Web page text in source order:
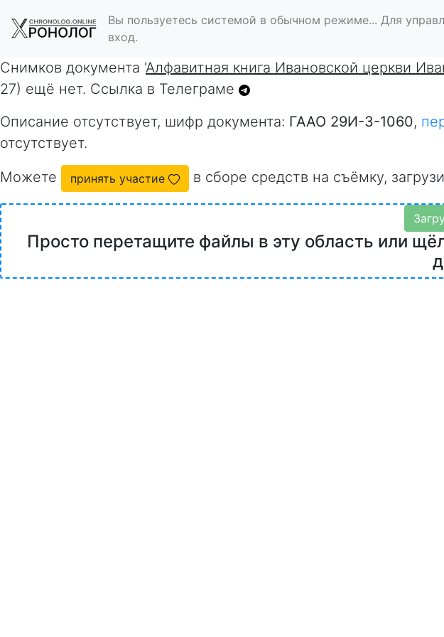
Вы пользуетесь системой в обычном режиме... Для
вход.
Снимков документа 'Алфавитная книга Ивановской церкви
27) ещё нет. Ссылка в Телеграме
Описание отсутствует, шифр документа: ГААО 29И-3-1060,
отсутствует.
Можете принять участие в сборе средств на съёмку,
Просто перетащите файлы в эту область или